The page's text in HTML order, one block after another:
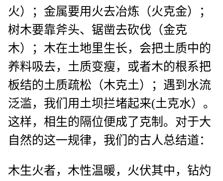
火）；金属要用火去冶炼（火克金）；
树木要靠斧头、锯凿去砍伐（金克
木）；木在土地里生长，会把土质中的
养料吸去，土质变瘦，或者木的根系把
板结的土质疏松（木克土）；遇到水流
泛滥，我们用土坝拦堵起来(土克水）。
这样，相生的隔位便成了克制。对于大
自然的这一规律，我们的古人总结道：
木生火者，木性温暖，火伏其中，钻灼